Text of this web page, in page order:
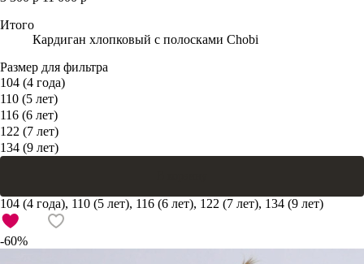
Итого
Кардиган хлопковый с полосками Chobi
Размер для фильтра
104 (4 года)
110 (5 лет)
116 (6 лет)
122 (7 лет)
134 (9 лет)
104 (4 года), 110 (5 лет), 116 (6 лет), 122 (7 лет), 134 (9 лет)
-60%